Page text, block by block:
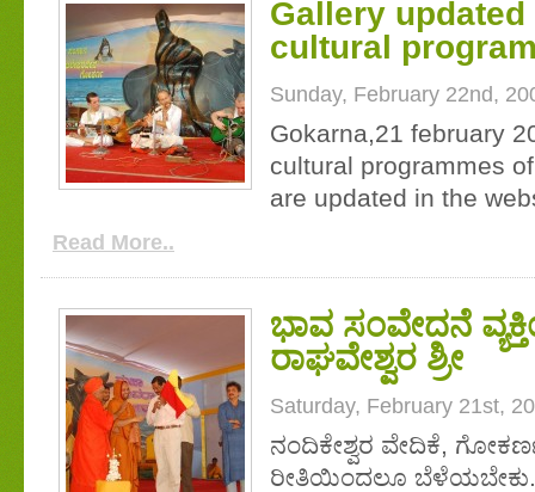
Gallery updated
cultural
Sunday, February 22nd,
Gokarna,21 february
cultural programmes
are updated in the
Read More..
ಭಾವ ಸಂವೇದನೆ
ರಾಘವೇಶ್ವರ ಶ್ರೀ
Saturday, February 21st,
ನಂದಿಕೇಶ್ವರ ವೇದಿಕೆ,
ರೀತಿಯಿಂದಲೂ ಬೆಳೆಯಬೇಕು.